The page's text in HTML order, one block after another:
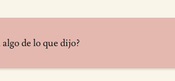
algo de lo que dijo?